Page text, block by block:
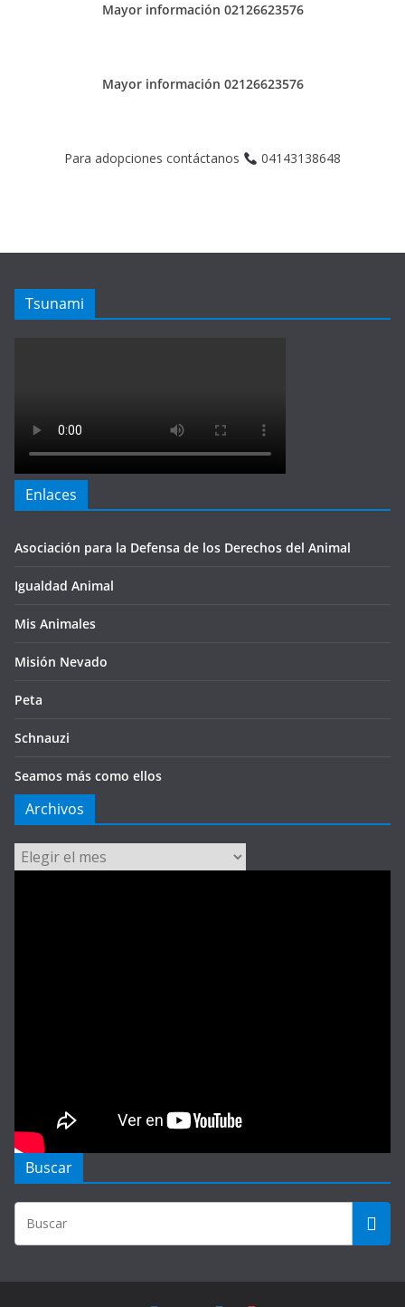
Mayor información 02126623576
Mayor información 02126623576
Para adopciones contáctanos 04143138648
Tsunami
Enlaces
Asociación para la Defensa de los Derechos del Animal
Igualdad Animal
Mis Animales
Misión Nevado
Peta
Schnauzi
Seamos más como ellos
Archivos
Archivos
Buscar